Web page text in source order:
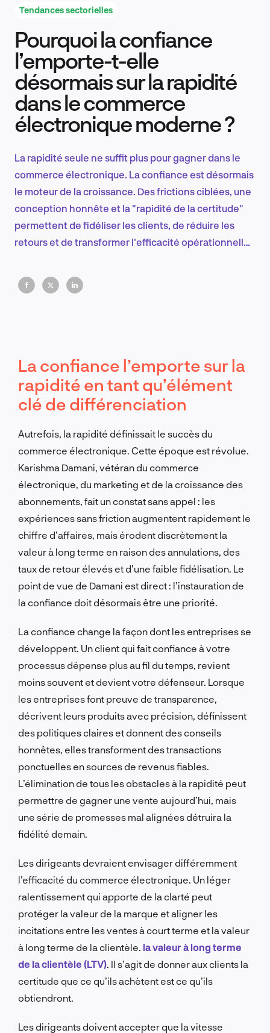
Recherche et conception produit
Tendances sectorielles
EN
FR
Tendances sectorielles
Pourquoi la confiance
l’emporte-t-elle
désormais sur la rapidité
dans le commerce
électronique moderne ?
La rapidité seule ne suffit plus pour gagner dans le
commerce électronique. La confiance est désormais
le moteur de la croissance. Des frictions ciblées, une
conception honnête et la "rapidité de la certitude"
permettent de fidéliser les clients, de réduire les
retours et de transformer l'efficacité opérationnelle
La confiance l’emporte sur la
rapidité en tant qu’élément
clé de différenciation
Autrefois, la rapidité définissait le succès du
commerce électronique. Cette époque est révolue.
Karishma Damani, vétéran du commerce
électronique, du marketing et de la croissance des
abonnements, fait un constat sans appel : les
expériences sans friction augmentent rapidement le
chiffre d’affaires, mais érodent discrètement la
valeur à long terme en raison des annulations, des
taux de retour élevés et d’une faible fidélisation. Le
point de vue de Damani est direct : l’instauration de
la confiance doit désormais être une priorité.
La confiance change la façon dont les entreprises se
développent. Un client qui fait confiance à votre
processus dépense plus au fil du temps, revient
moins souvent et devient votre défenseur. Lorsque
les entreprises font preuve de transparence,
décrivent leurs produits avec précision, définissent
des politiques claires et donnent des conseils
honnêtes, elles transforment des transactions
ponctuelles en sources de revenus fiables.
L’élimination de tous les obstacles à la rapidité peut
permettre de gagner une vente aujourd’hui, mais
une série de promesses mal alignées détruira la
fidélité demain.
Les dirigeants devraient envisager différemment
l’efficacité du commerce électronique. Un léger
ralentissement qui apporte de la clarté peut
protéger la valeur de la marque et aligner les
incitations entre les ventes à court terme et la valeur
à long terme de la clientèle. la valeur à long terme
de la clientèle (LTV) . Il s’agit de donner aux clients la
certitude que ce qu’ils achètent est ce qu’ils
obtiendront.
Les dirigeants doivent accepter que la vitesse